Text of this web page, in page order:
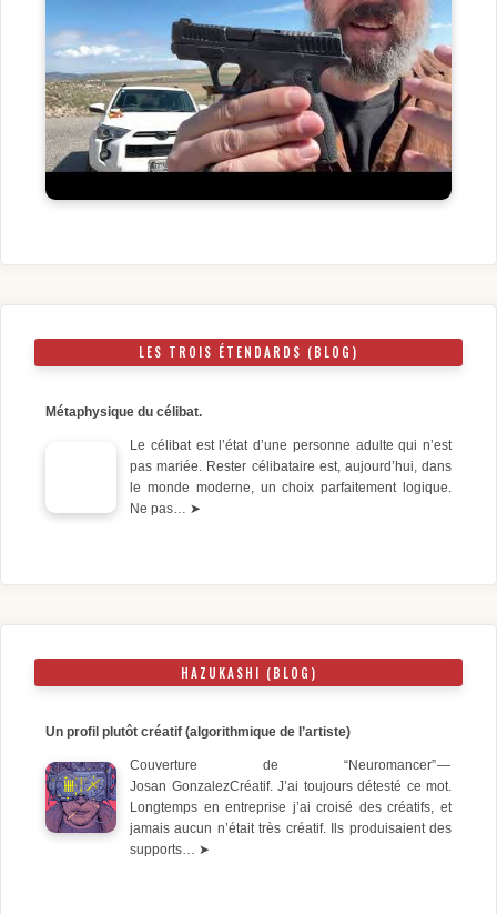
LES TROIS ÉTENDARDS (BLOG)
Métaphysique du célibat.
Le célibat est l’état d’une personne adulte qui n’est
pas mariée. Rester célibataire est, aujourd’hui, dans
le monde moderne, un choix parfaitement logique.
Ne pas… ➤
HAZUKASHI (BLOG)
Un profil plutôt créatif (algorithmique de l’artiste)
Couverture de “Neuromancer” —
Josan GonzalezCréatif. J’ai toujours détesté ce mot.
Longtemps en entreprise j’ai croisé des créatifs, et
jamais aucun n’était très créatif. Ils produisaient des
supports… ➤